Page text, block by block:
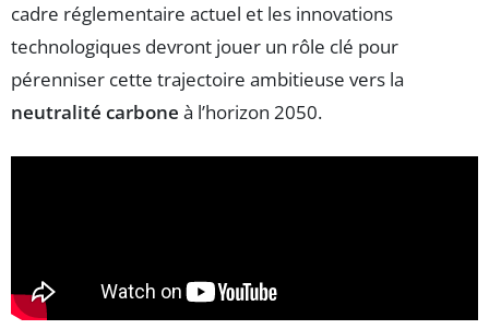
cadre réglementaire actuel et les innovations
technologiques devront jouer un rôle clé pour
pérenniser cette trajectoire ambitieuse vers la
neutralité carbone à l’horizon 2050.